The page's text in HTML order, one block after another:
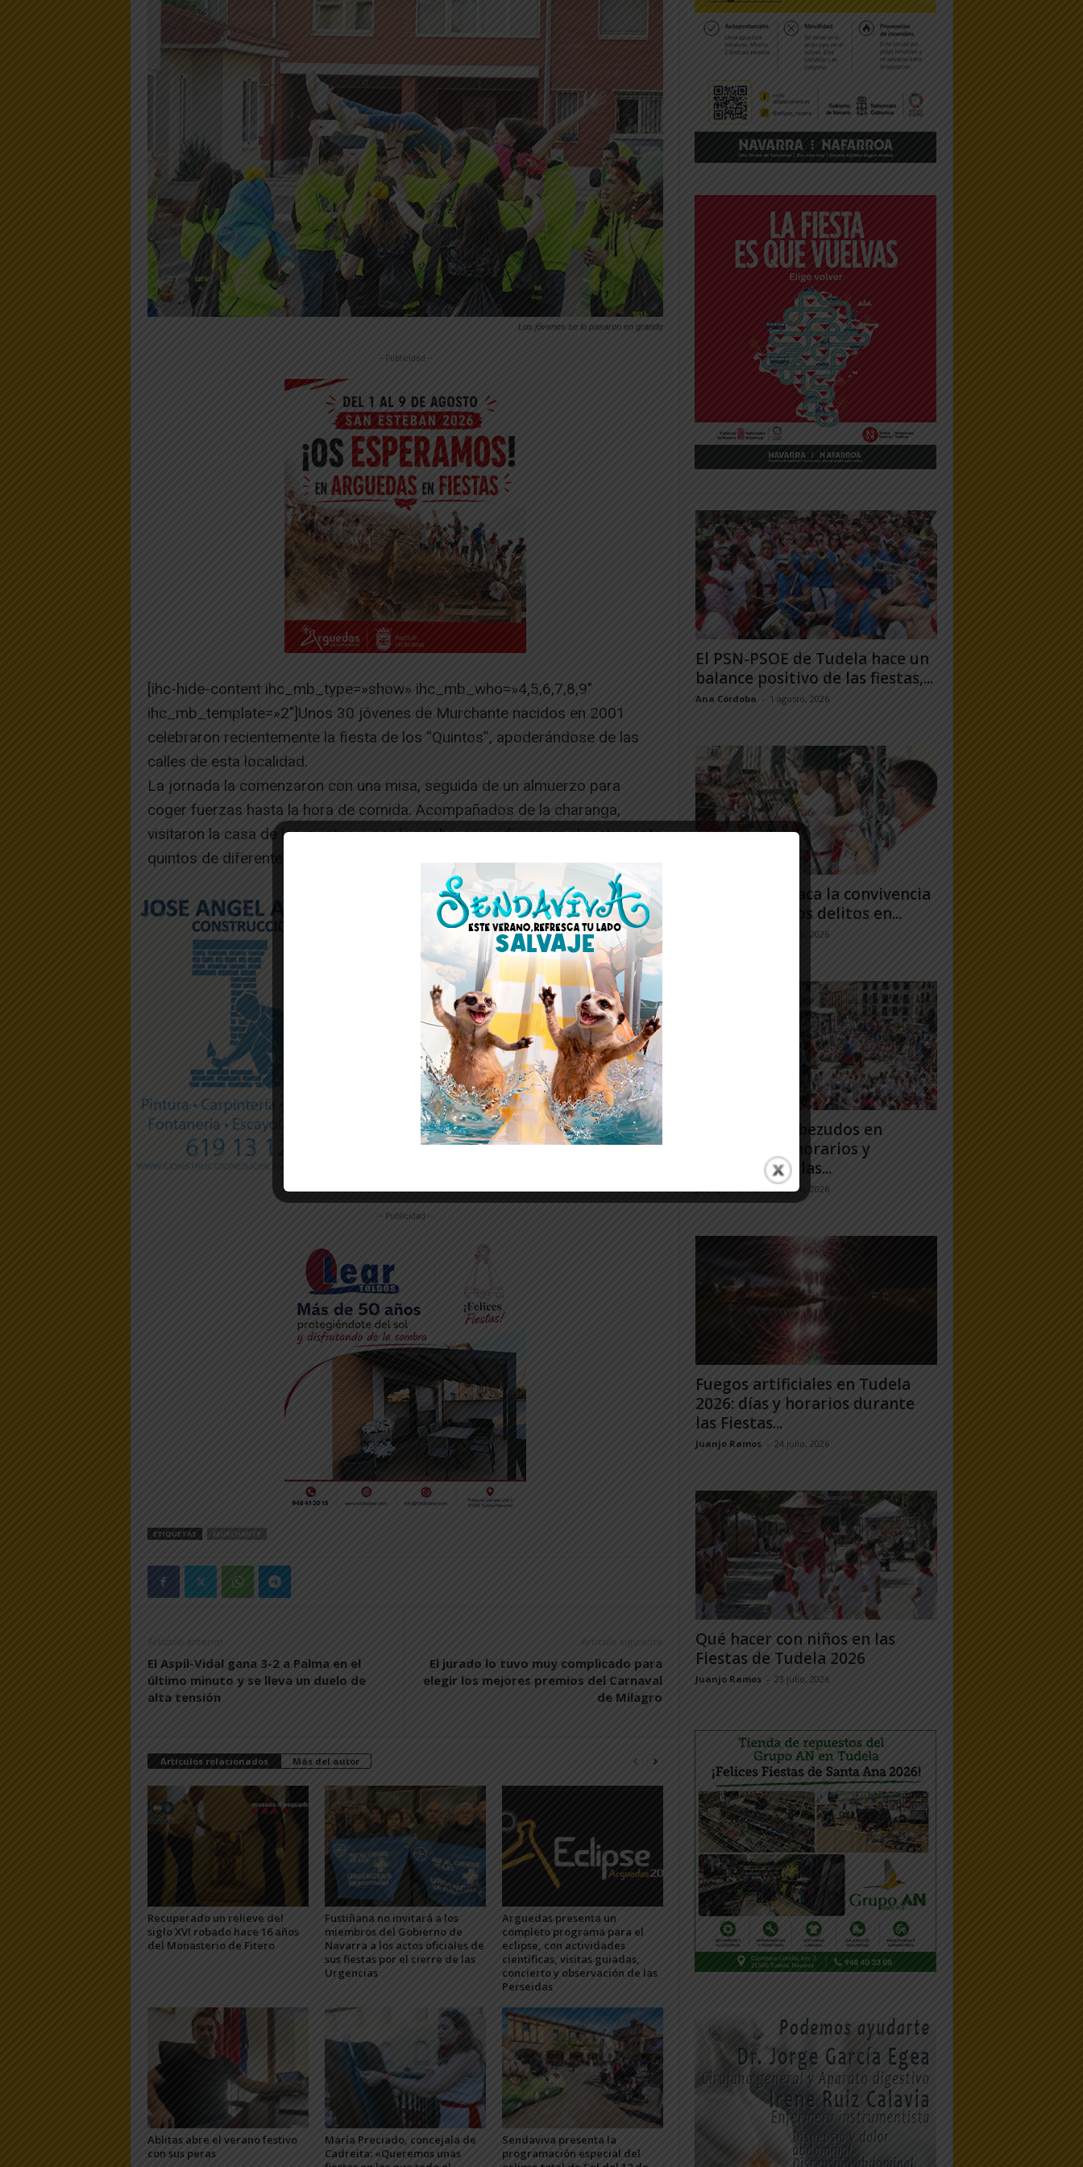
Los jóvenes se lo pasaron en grande
-- Publicidad --
[ihc-hide-content ihc_mb_type=»show» ihc_mb_who=»4,5,6,7,8,9″
ihc_mb_template=»2″]Unos 30 jóvenes de Murchante nacidos en 2001
celebraron recientemente la fiesta de los “Quintos”, apoderándose de las
calles de esta localidad.
La jornada la comenzaron con una misa, seguida de un almuerzo para
coger fuerzas hasta la hora de comida. Acompañados de la charanga,
visitaron la casa de las quintas y, por la noche, coincidieron en el restaurante
quintos de diferentes años para cenar.[/ihc-hide-content]
-- Publicidad --
ETIQUETAS MURCHANTE
Artículo anterior
El Aspil-Vidal gana 3-2 a Palma en el
último minuto y se lleva un duelo de
alta tensión
Artículo siguiente
El jurado lo tuvo muy complicado para
elegir los mejores premios del Carnaval
de Milagro
Artículos relacionados Más del autor
Recuperado un relieve del
siglo XVI robado hace 16 años
del Monasterio de Fitero
Fustiñana no invitará a los
miembros del Gobierno de
Navarra a los actos oficiales de
sus fiestas por el cierre de las
Urgencias
Arguedas presenta un
completo programa para el
eclipse, con actividades
científicas, visitas guiadas,
concierto y observación de las
Perseidas
Ablitas abre el verano festivo
con sus peras
María Preciado, concejala de
Cadreita: «Queremos unas
Sendaviva presenta la
programación especial del
El PSN-PSOE de Tudela hace un
balance positivo de las fiestas,...
Ana Córdoba - 1 agosto, 2026
Toquero destaca la convivencia
y la caída de los delitos en...
31 julio, 2026
Gigantes y Cabezudos en
Tudela 2026: horarios y
recorridos en las...
Juanjo Ramos - 25 julio, 2026
Fuegos artificiales en Tudela
2026: días y horarios durante
las Fiestas...
Juanjo Ramos - 24 julio, 2026
Qué hacer con niños en las
Fiestas de Tudela 2026
Juanjo Ramos - 23 julio, 2026